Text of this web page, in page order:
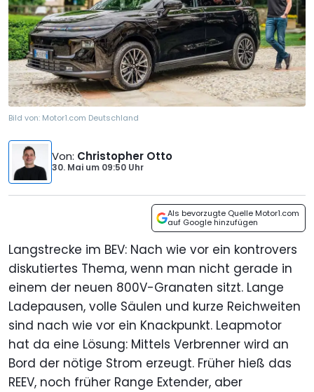
Bild von: Motor1.com Deutschland
Von: Christopher Otto
30. Mai um 09:50 Uhr
Als bevorzugte Quelle Motor1.com
auf Google hinzufügen
Langstrecke im BEV: Nach wie vor ein kontrovers
diskutiertes Thema, wenn man nicht gerade in
einem der neuen 800V-Granaten sitzt. Lange
Ladepausen, volle Säulen und kurze Reichweiten
sind nach wie vor ein Knackpunkt. Leapmotor
hat da eine Lösung: Mittels Verbrenner wird an
Bord der nötige Strom erzeugt. Früher hieß das
REEV, noch früher Range Extender, aber